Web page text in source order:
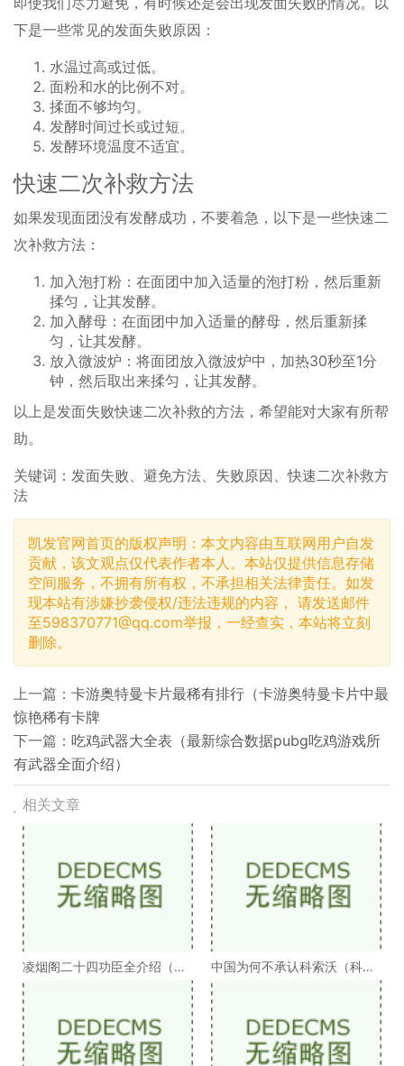
下是一些常见的发面失败原因：
水温过高或过低。
面粉和水的比例不对。
揉面不够均匀。
发酵时间过长或过短。
发酵环境温度不适宜。
快速二次补救方法
如果发现面团没有发酵成功，不要着急，以下是一些快速二
次补救方法：
加入泡打粉：在面团中加入适量的泡打粉，然后重新
揉匀，让其发酵。
加入酵母：在面团中加入适量的酵母，然后重新揉
匀，让其发酵。
放入微波炉：将面团放入微波炉中，加热30秒至1分
钟，然后取出来揉匀，让其发酵。
以上是发面失败快速二次补救的方法，希望能对大家有所帮
助。
关键词：发面失败、避免方法、失败原因、快速二次补救方
法
凯发官网首页的版权声明：本文内容由互联网用户自发
贡献，该文观点仅代表作者本人。本站仅提供信息存储
空间服务，不拥有所有权，不承担相关法律责任。如发
现本站有涉嫌抄袭侵权/违法违规的内容， 请发送邮件
至598370771@qq.com举报，一经查实，本站将立刻
删除。
上一篇： 卡游奥特曼卡片最稀有排行（卡游奥特曼卡片中最
惊艳稀有卡牌
下一篇： 吃鸡武器大全表（最新综合数据pubg吃鸡游戏所
有武器全面介绍）
相关文章
凌烟阁二十四功臣全介绍（凌
烟阁二十四功臣排
中国为何不承认科索沃（科索
沃为何不被承认）